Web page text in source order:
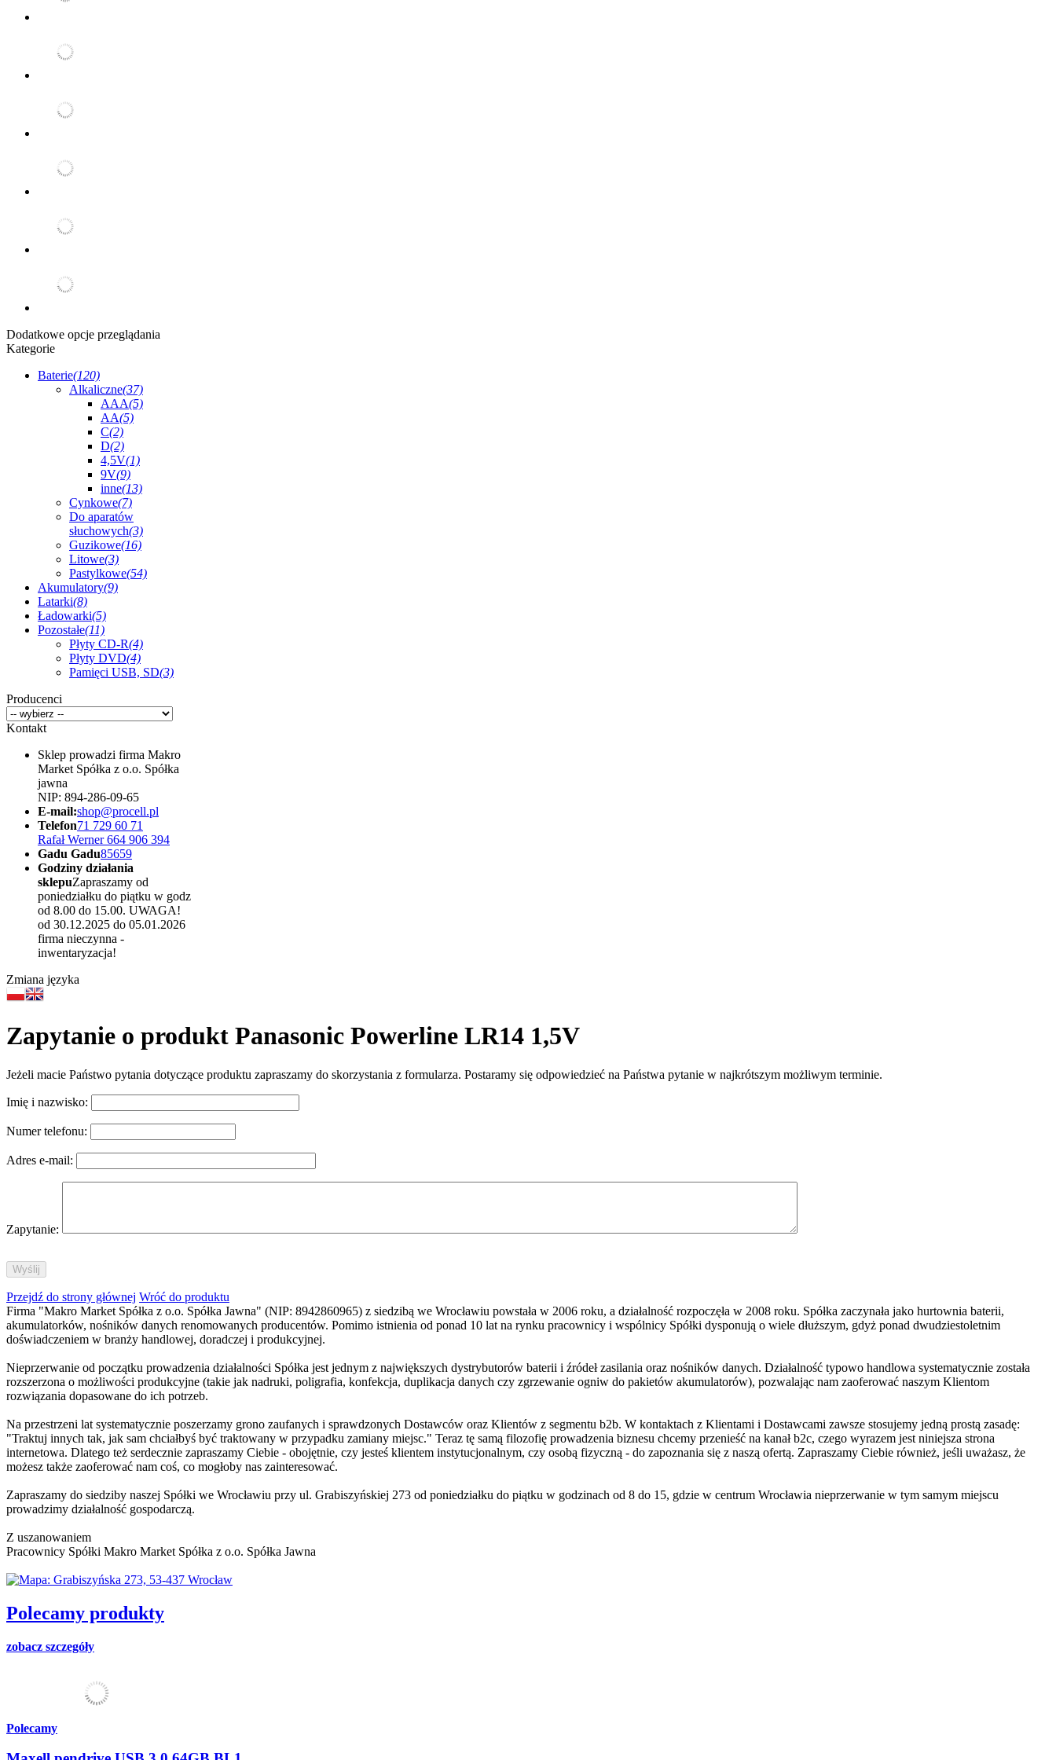
Dodatkowe opcje przeglądania
Kategorie
Baterie(120)
Alkaliczne(37)
AAA(5)
AA(5)
C(2)
D(2)
4,5V(1)
9V(9)
inne(13)
Cynkowe(7)
Do aparatów
słuchowych(3)
Guzikowe(16)
Litowe(3)
Pastylkowe(54)
Akumulatory(9)
Latarki(8)
Ładowarki(5)
Pozostałe(11)
Płyty CD-R(4)
Płyty DVD(4)
Pamięci USB, SD(3)
Producenci
Kontakt
Sklep prowadzi firma Makro
Market Spółka z o.o. Spółka
jawna
NIP: 894-286-09-65
E-mail:shop@procell.pl
Telefon71 729 60 71
Rafał Werner 664 906 394
Gadu Gadu85659
Godziny działania
sklepuZapraszamy od
poniedziałku do piątku w godz
od 8.00 do 15.00. UWAGA!
od 30.12.2025 do 05.01.2026
firma nieczynna -
inwentaryzacja!
Zmiana języka
Zapytanie o produkt Panasonic Powerline LR14 1,5V
Jeżeli macie Państwo pytania dotyczące produktu zapraszamy do skorzystania z formularza. Postaramy się odpowiedzieć na Państwa pytanie w najkrótszym możliwym terminie.
Imię i nazwisko:
Numer telefonu:
Adres e-mail:
Zapytanie:
Przejdź do strony głównej Wróć do produktu
Firma "Makro Market Spółka z o.o. Spółka Jawna" (NIP: 8942860965) z siedzibą we Wrocławiu powstała w 2006 roku, a działalność rozpoczęła w 2008 roku. Spółka zaczynała jako hurtownia baterii,
akumulatorków, nośników danych renomowanych producentów. Pomimo istnienia od ponad 10 lat na rynku pracownicy i wspólnicy Spółki dysponują o wiele dłuższym, gdyż ponad dwudziestoletnim
doświadczeniem w branży handlowej, doradczej i produkcyjnej.
Nieprzerwanie od początku prowadzenia działalności Spółka jest jednym z największych dystrybutorów baterii i źródeł zasilania oraz nośników danych. Działalność typowo handlowa systematycznie została
rozszerzona o możliwości produkcyjne (takie jak nadruki, poligrafia, konfekcja, duplikacja danych czy zgrzewanie ogniw do pakietów akumulatorów), pozwalając nam zaoferować naszym Klientom
rozwiązania dopasowane do ich potrzeb.
Na przestrzeni lat systematycznie poszerzamy grono zaufanych i sprawdzonych Dostawców oraz Klientów z segmentu b2b. W kontaktach z Klientami i Dostawcami zawsze stosujemy jedną prostą zasadę:
"Traktuj innych tak, jak sam chciałbyś być traktowany w przypadku zamiany miejsc." Teraz tę samą filozofię prowadzenia biznesu chcemy przenieść na kanał b2c, czego wyrazem jest niniejsza strona
internetowa. Dlatego też serdecznie zapraszamy Ciebie - obojętnie, czy jesteś klientem instytucjonalnym, czy osobą fizyczną - do zapoznania się z naszą ofertą. Zapraszamy Ciebie również, jeśli uważasz, że
możesz także zaoferować nam coś, co mogłoby nas zainteresować.
Zapraszamy do siedziby naszej Spółki we Wrocławiu przy ul. Grabiszyńskiej 273 od poniedziałku do piątku w godzinach od 8 do 15, gdzie w centrum Wrocławia nieprzerwanie w tym samym miejscu
prowadzimy działalność gospodarczą.
Z uszanowaniem
Pracownicy Spółki Makro Market Spółka z o.o. Spółka Jawna
Polecamy produkty
zobacz szczegóły
Polecamy